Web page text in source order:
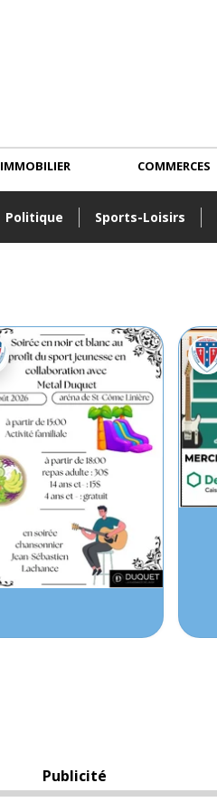
Politique Sports-Loisirs
IMMOBILIER COMMERCES
Publicité